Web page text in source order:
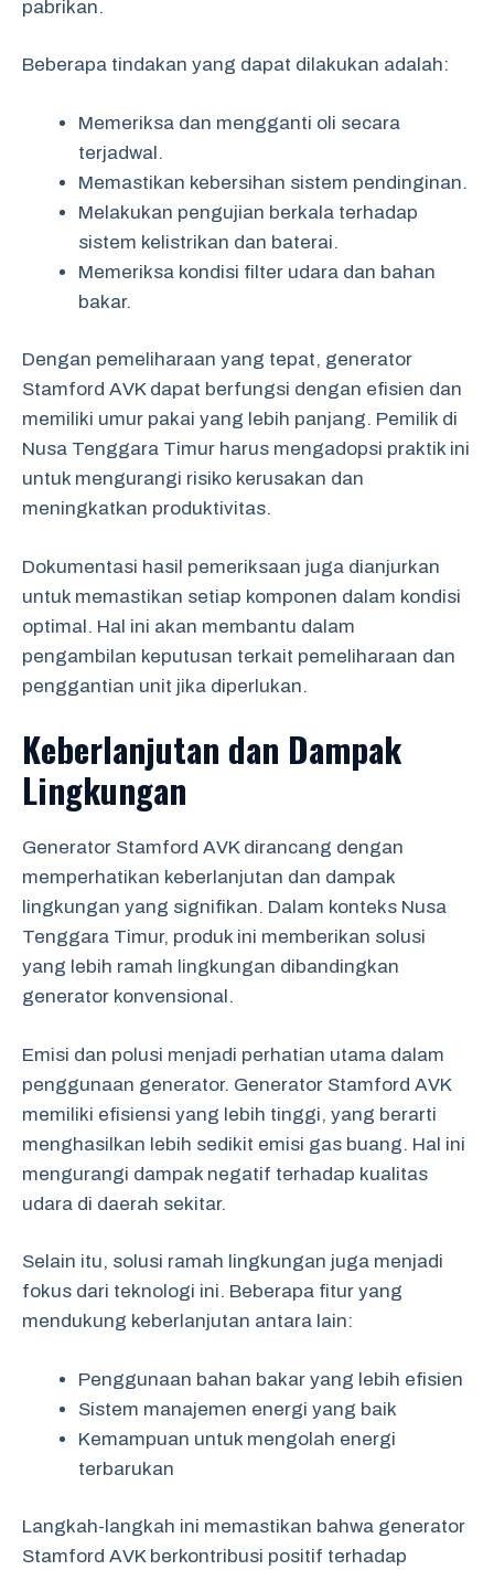
pabrikan.
Beberapa tindakan yang dapat dilakukan adalah:
Memeriksa dan mengganti oli secara
terjadwal.
Memastikan kebersihan sistem pendinginan.
Melakukan pengujian berkala terhadap
sistem kelistrikan dan baterai.
Memeriksa kondisi filter udara dan bahan
bakar.
Dengan pemeliharaan yang tepat, generator
Stamford AVK dapat berfungsi dengan efisien dan
memiliki umur pakai yang lebih panjang. Pemilik di
Nusa Tenggara Timur harus mengadopsi praktik ini
untuk mengurangi risiko kerusakan dan
meningkatkan produktivitas.
Dokumentasi hasil pemeriksaan juga dianjurkan
untuk memastikan setiap komponen dalam kondisi
optimal. Hal ini akan membantu dalam
pengambilan keputusan terkait pemeliharaan dan
penggantian unit jika diperlukan.
Keberlanjutan dan Dampak
Lingkungan
Generator Stamford AVK dirancang dengan
memperhatikan keberlanjutan dan dampak
lingkungan yang signifikan. Dalam konteks Nusa
Tenggara Timur, produk ini memberikan solusi
yang lebih ramah lingkungan dibandingkan
generator konvensional.
Emisi dan polusi menjadi perhatian utama dalam
penggunaan generator. Generator Stamford AVK
memiliki efisiensi yang lebih tinggi, yang berarti
menghasilkan lebih sedikit emisi gas buang. Hal ini
mengurangi dampak negatif terhadap kualitas
udara di daerah sekitar.
Selain itu, solusi ramah lingkungan juga menjadi
fokus dari teknologi ini. Beberapa fitur yang
mendukung keberlanjutan antara lain:
Penggunaan bahan bakar yang lebih efisien
Sistem manajemen energi yang baik
Kemampuan untuk mengolah energi
terbarukan
Langkah-langkah ini memastikan bahwa generator
Stamford AVK berkontribusi positif terhadap